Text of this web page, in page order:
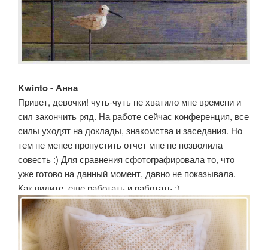
Kwinto - Анна
Привет, девочки! чуть-чуть не хватило мне времени и
сил закончить ряд. На работе сейчас конференция, все
силы уходят на доклады, знакомства и заседания. Но
тем не менее пропустить отчет мне не позволила
совесть :) Для сравнения сфотографировала то, что
уже готово на данный момент, давно не показывала.
Как видите, еще работать и работать :)